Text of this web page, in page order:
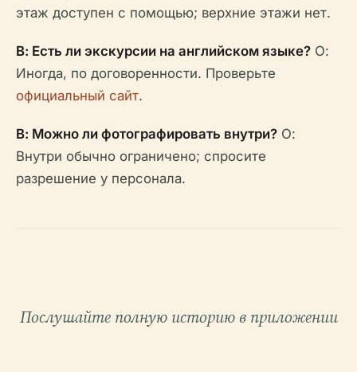
этаж доступен с помощью; верхние этажи нет.
В: Есть ли экскурсии на английском языке? О:
Иногда, по договоренности. Проверьте
официальный сайт.
В: Можно ли фотографировать внутри? О:
Внутри обычно ограничено; спросите
разрешение у персонала.
Послушайте полную историю в приложении